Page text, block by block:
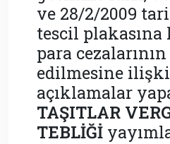
ve 28/2/2009
tescil
para
edilmesine
açıklamalar
TAŞITLAR
TEBLİĞİ